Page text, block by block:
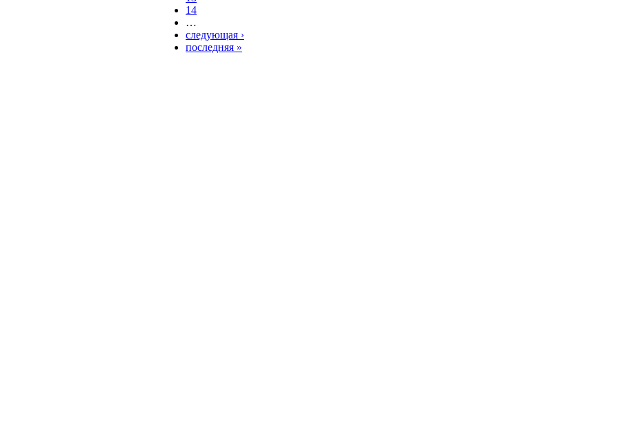
14
…
следующая ›
последняя »